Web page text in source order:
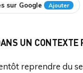
sur Google Ajouter
UN CONTEXTE
reprendre du